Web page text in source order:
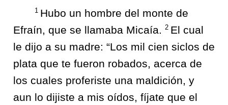
1 Hubo un hombre del monte de
Efraín, que se llamaba Micaía. 2 El cual
le dijo a su madre: “Los mil cien siclos de
plata que te fueron robados, acerca de
los cuales proferiste una maldición, y
aun lo dijiste a mis oídos, fíjate que el